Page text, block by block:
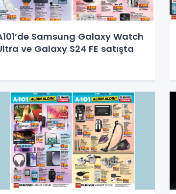
Samsung Galaxy Watch
ve Galaxy S24 FE satışta